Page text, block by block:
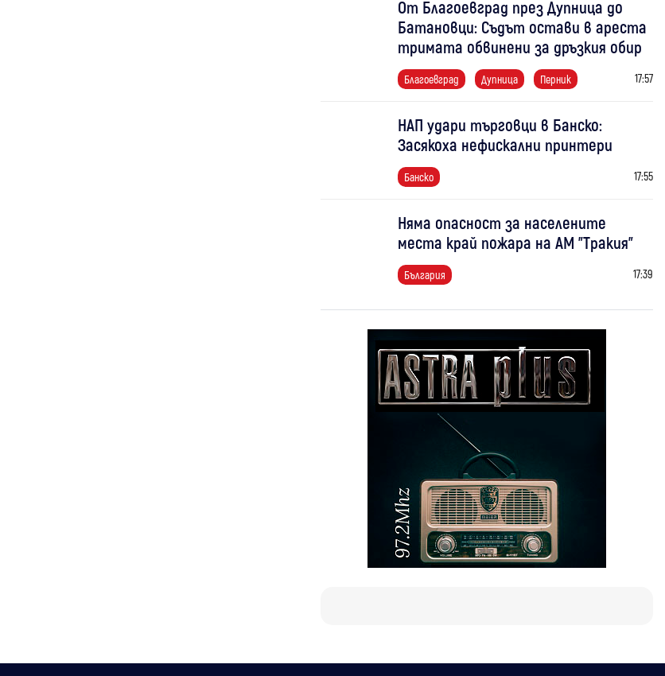
От Благоевград през Дупница до
Батановци: Съдът остави в ареста
тримата обвинени за дръзкия обир
Благоевград Дупница Перник 17:57
НАП удари търговци в Банско:
Засякоха нефискални принтери
Банско 17:55
Няма опасност за населените
места край пожара на АМ "Тракия"
България 17:39